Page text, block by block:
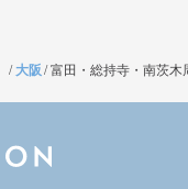
/大阪 /富田・総持寺・南茨木